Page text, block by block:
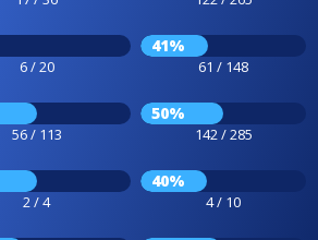
6 / 20
41%
61 / 148
56 / 113
50%
142 / 285
2 / 4
40%
4 / 10